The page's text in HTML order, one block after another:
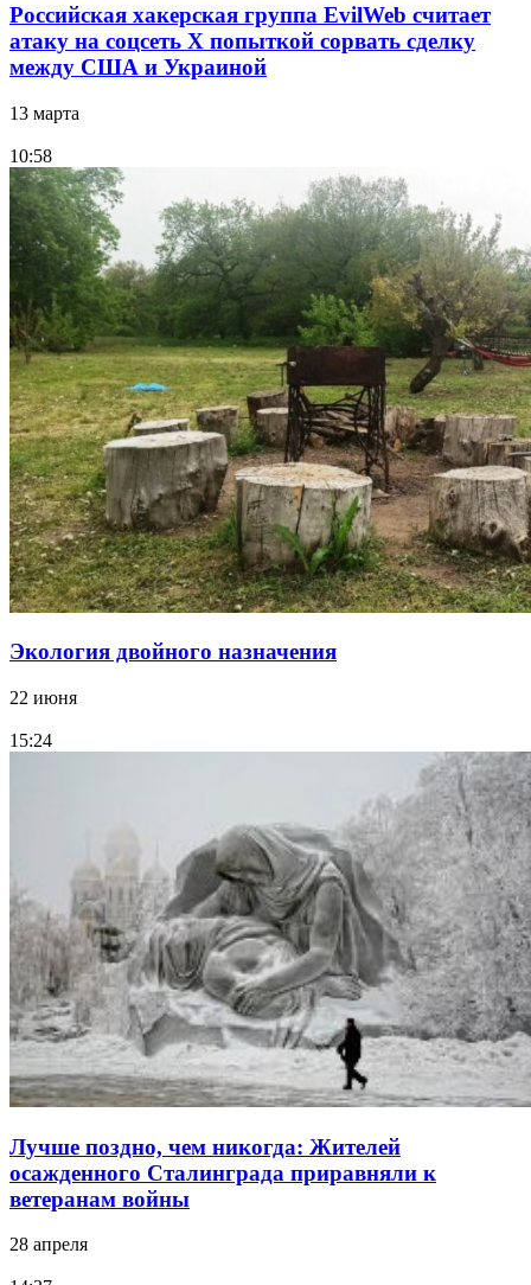
Российская хакерская группа EvilWeb считает
атаку на соцсеть Х попыткой сорвать сделку
между США и Украиной
13 марта
10:58
Экология двойного назначения
22 июня
15:24
Лучше поздно, чем никогда: Жителей
осажденного Сталинграда приравняли к
ветеранам войны
28 апреля